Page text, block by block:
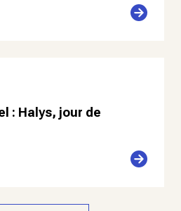
: Halys, jour de